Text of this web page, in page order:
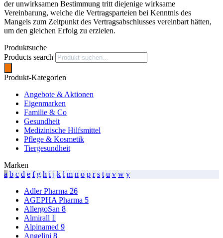
der unwirksamen Bestimmung tritt diejenige wirksame
Vereinbarung, welche die Vertragsparteien bei Kenntnis des
Mangels zum Zeitpunkt des Vertragsabschlusses vereinbart hätten,
um den gleichen Erfolg zu erzielen.
Produktsuche
Products search
Produkt-Kategorien
Angebote & Aktionen
Eigenmarken
Familie & Co
Gesundheit
Medizinische Hilfsmittel
Pflege & Kosmetik
Tiergesundheit
Marken
a b c d e f g h i j k l m n o p r s t u v w y
Adler Pharma 26
AGEPHA Pharma 5
AllergoSan 8
Almirall 1
Alpinamed 9
Angelini 8